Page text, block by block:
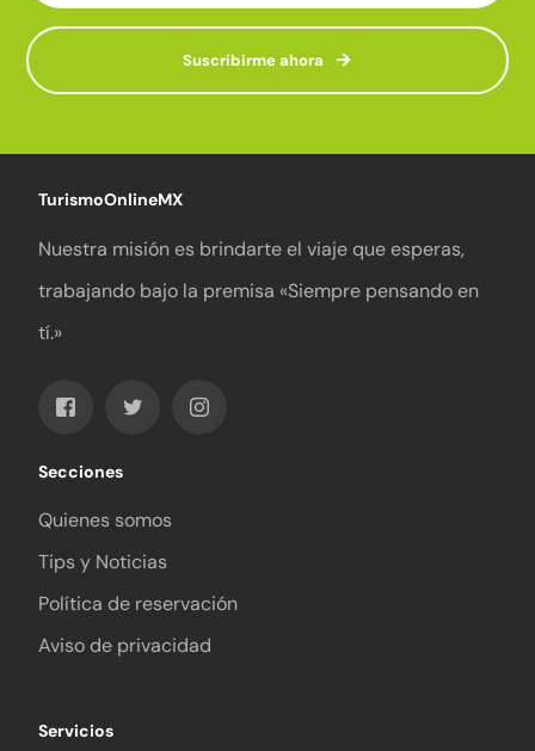
Suscribirme ahora
TurismoOnlineMX
Nuestra misión es brindarte el viaje que esperas,
trabajando bajo la premisa «Siempre pensando en
tí.»
Secciones
Quienes somos
Tips y Noticias
Política de reservación
Aviso de privacidad
Servicios